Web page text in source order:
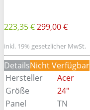
223,35 €299,00 €
inkl. 19% gesetzlicher MwSt.
DetailsNicht Verfügbar
Hersteller
Acer
Größe
24"
Panel
TN